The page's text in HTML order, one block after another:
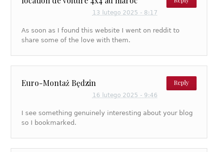
13 lutego 2025 - 8:17
As soon as I found this website I went on reddit to
share some of the love with them.
Euro-Montaż Będzin Reply
16 lutego 2025 - 9:46
I see something genuinely interesting about your blog
so I bookmarked.